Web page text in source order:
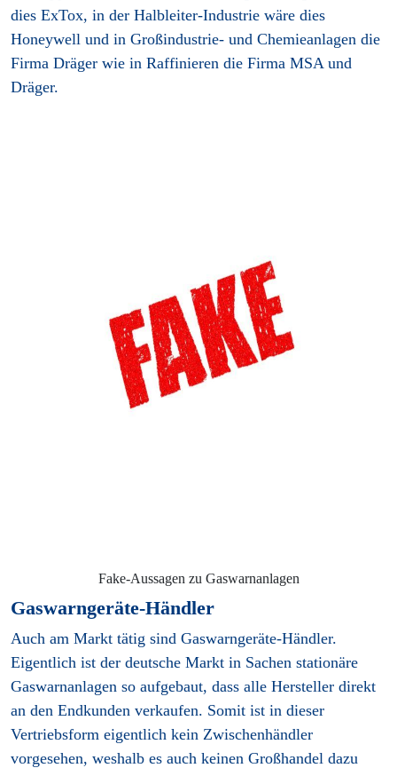
dies ExTox, in der Halbleiter-Industrie wäre dies
Honeywell und in Großindustrie- und Chemieanlagen die
Firma Dräger wie in Raffinieren die Firma MSA und
Dräger.
Fake-Aussagen zu Gaswarnanlagen
Gaswarngeräte-Händler
Auch am Markt tätig sind Gaswarngeräte-Händler.
Eigentlich ist der deutsche Markt in Sachen stationäre
Gaswarnanlagen so aufgebaut, dass alle Hersteller direkt
an den Endkunden verkaufen. Somit ist in dieser
Vertriebsform eigentlich kein Zwischenhändler
vorgesehen, weshalb es auch keinen Großhandel dazu